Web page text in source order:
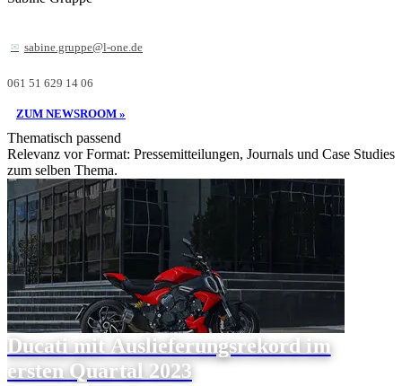
sabine.gruppe@l-one.de
061 51 629 14 06
ZUM NEWSROOM »
Thematisch passend
Relevanz vor Format: Pressemitteilungen, Journals und Case Studies
zum selben Thema.
Ducati mit Auslieferungsrekord im
ersten Quartal 2023